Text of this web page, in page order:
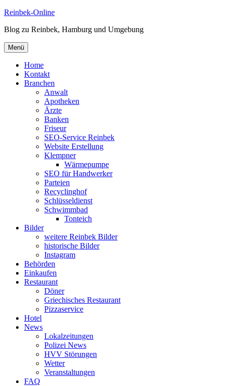
Zum
springen
Reinbek-Online
Blog zu Reinbek, Hamburg und Umgebung
Menü
Home
Kontakt
Branchen
Anwalt
Apotheken
Ärzte
Banken
Friseur
SEO-Service Reinbek
Website Erstellung
Klempner
Wärmepumpe
SEO für Handwerker
Parteien
Recyclinghof
Schlüsseldienst
Schwimmbad
Tonteich
Bilder
weitere Reinbek Bilder
historische Bilder
Instagram
Behörden
Einkaufen
Restaurant
Döner
Griechisches Restaurant
Pizzaservice
Hotel
News
Lokalzeitungen
Polizei News
HVV Störungen
Wetter
Veranstaltungen
FAQ